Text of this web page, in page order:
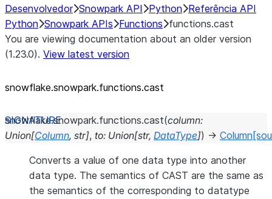
Desenvolvedor Snowpark API Python Referência API
Python Snowpark APIs Functions functions.cast
You are viewing documentation about an older version
(1.23.0). View latest version
snowflake.snowpark.functions.cast
snowflake.snowpark.functions.cast(column:
Union[Column, str], to: Union[str, DataType]) → Column
Converts a value of one data type into another
data type. The semantics of CAST are the same as
the semantics of the corresponding to datatype